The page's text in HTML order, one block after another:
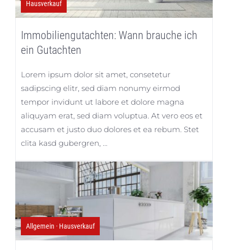
Hausverkauf
Immobiliengutachten: Wann brauche ich
ein Gutachten
Lorem ipsum dolor sit amet, consetetur
sadipscing elitr, sed diam nonumy eirmod
tempor invidunt ut labore et dolore magna
aliquyam erat, sed diam voluptua. At vero eos et
accusam et justo duo dolores et ea rebum. Stet
clita kasd gubergren, …
Allgemein · Hausverkauf